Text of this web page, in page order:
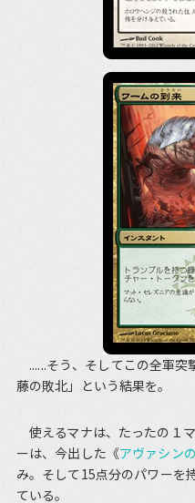
......そう、そしてこの全軍突
藤の敗北」という結果を。
使えるマナは、たったの１
ーは、今出した《アヴァシン
み。そして15点分のパワーを
ている。